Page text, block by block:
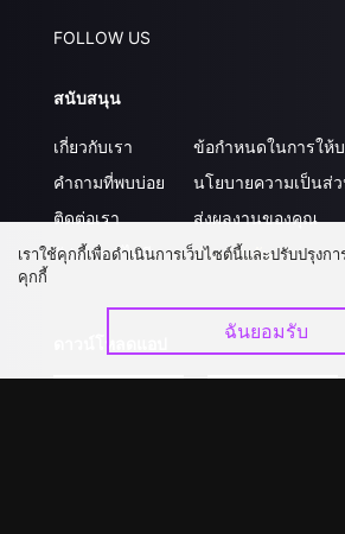
FOLLOW US
สนับสนุน
เกี่ยวกับเรา
คำถามที่พบบ่อย
ติดต่อเรา
อัปเกรด วีไอพี
ข้อกำหนดในการให้
นโยบายความเป็นส่
ส่งผลงานของคุณ
ร่วมงานกับเรา
เราใช้คุกกี้เพื่อดำเนินการเว็บไซต์นี้และปรับปรุงก
คุกกี้
ฉันยอมรับ